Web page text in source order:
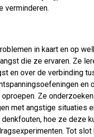
verminderen.
in kaart en op
die ze ervaren. Ze
en over de verbinding
Ze
met angstige
hoe ze deze
Tot